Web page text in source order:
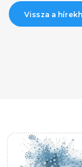
Vissza a